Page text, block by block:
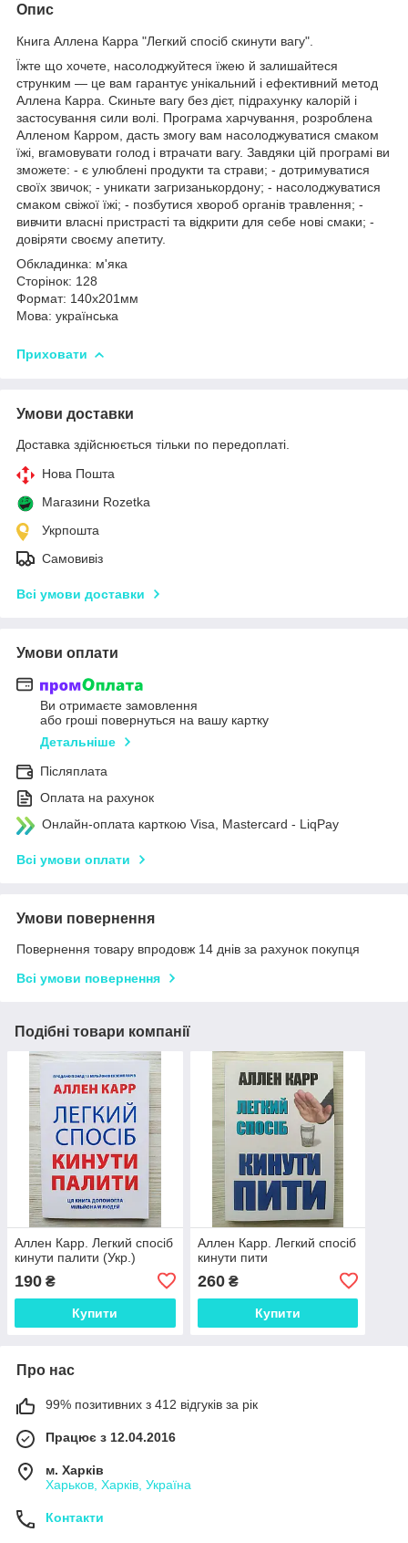
Опис
Книга Аллена Карра "Легкий спосіб скинути вагу".
Їжте що хочете, насолоджуйтеся їжею й залишайтеся
струнким — це вам гарантує унікальний і ефективний метод
Аллена Карра. Скиньте вагу без дієт, підрахунку калорій і
застосування сили волі. Програма харчування, розроблена
Алленом Карром, дасть змогу вам насолоджуватися смаком
їжі, вгамовувати голод і втрачати вагу. Завдяки цій програмі ви
зможете: - є улюблені продукти та страви; - дотримуватися
своїх звичок; - уникати загризанькордону; - насолоджуватися
смаком свіжої їжі; - позбутися хвороб органів травлення; -
вивчити власні пристрасті та відкрити для себе нові смаки; -
довіряти своєму апетиту.
Обкладинка: м'яка
Сторінок: 128
Формат: 140х201мм
Мова: українська
Приховати
Умови доставки
Доставка здійснюється тільки по передоплаті.
Нова Пошта
Магазини Rozetka
Укрпошта
Самовивіз
Всі умови доставки
Умови оплати
Ви отримаєте замовлення
або гроші повернуться на вашу картку
Детальніше
Післяплата
Оплата на рахунок
Онлайн-оплата карткою Visa, Mastercard - LiqPay
Всі умови оплати
Умови повернення
Повернення товару впродовж 14 днів за рахунок покупця
Всі умови повернення
Подібні товари компанії
Аллен Карр. Легкий спосіб
кинути палити (Укр.)
190 ₴
Купити
Аллен Карр. Легкий спосіб
кинути пити
260₴
Купити
Про нас
99% позитивних з 412 відгуків за рік
Працює з 12.04.2016
м. Харків
Харьков, Харків, Україна
Контакти